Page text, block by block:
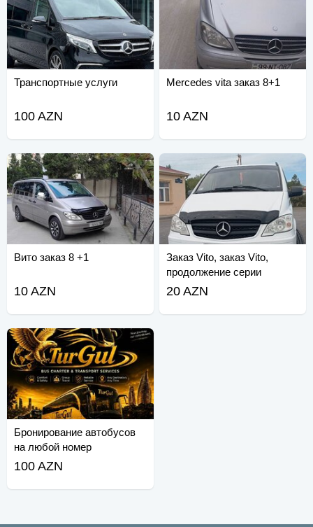
Транспортные услуги
100 AZN
Mercedes vita заказ 8+1
10 AZN
Вито заказ 8 +1
10 AZN
Заказ Vito, заказ Vito,
продолжение серии
20 AZN
Бронирование автобусов
на любой номер
100 AZN